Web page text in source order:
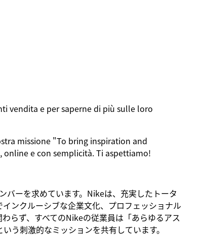
vendita e per saperne di più sulle loro
missione "To bring inspiration and
e con semplicità. Ti aspettiamo!
バーを求めています。Nikeは、充実したトータ
ンクルーシブな企業文化、プロフェッショナル
らず、すべてのNikeの従業員は「あらゆるアス
う刺激的なミッションを共有しています。